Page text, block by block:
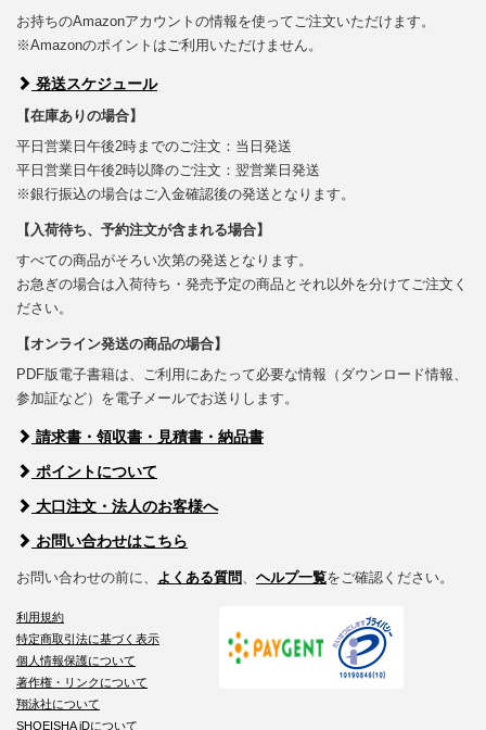
お持ちのAmazonアカウントの情報を使ってご注文いただけます。
※Amazonのポイントはご利用いただけません。
発送スケジュール
【在庫ありの場合】
平日営業日午後2時までのご注文：当日発送
平日営業日午後2時以降のご注文：翌営業日発送
※銀行振込の場合はご入金確認後の発送となります。
【入荷待ち、予約注文が含まれる場合】
すべての商品がそろい次第の発送となります。
お急ぎの場合は入荷待ち・発売予定の商品とそれ以外を分けてご注文く
ださい。
【オンライン発送の商品の場合】
PDF版電子書籍は、ご利用にあたって必要な情報（ダウンロード情報、
参加証など）を電子メールでお送りします。
請求書・領収書・見積書・納品書
ポイントについて
大口注文・法人のお客様へ
お問い合わせはこちら
お問い合わせの前に、 よくある質問 ヘルプ一覧をご確認ください。
利用規約
特定商取引法に基づく表示
個人情報保護について
著作権・リンクについて
翔泳社について
SHOEISHA iDについて